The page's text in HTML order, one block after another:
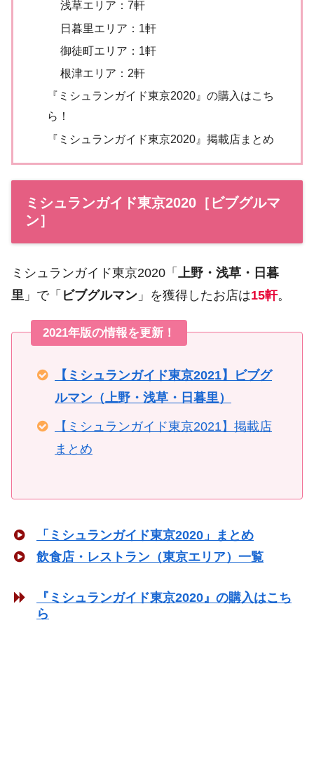
浅草エリア：7軒
日暮里エリア：1軒
御徒町エリア：1軒
根津エリア：2軒
『ミシュランガイド東京2020』の購入はこち
ら！
『ミシュランガイド東京2020』掲載店まとめ
ミシュランガイド東京2020［ビブグルマ
ン］
ミシュランガイド東京2020「
上野・浅草・日暮
里 」で「 ビブグルマン 」を獲得したお店は15軒。
2021年版の情報を更新！
【ミシュランガイド東京2021】ビブグ
ルマン（上野・浅草・日暮里）
【ミシュランガイド東京2021】掲載店
まとめ
「ミシュランガイド東京2020」まとめ
飲食店・レストラン（東京エリア）一覧
『ミシュランガイド東京2020』の購入はこち
ら